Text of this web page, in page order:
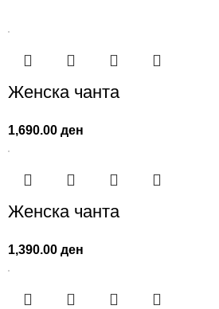
Женска чанта
1,690.00ден
Женска чанта
1,390.00ден